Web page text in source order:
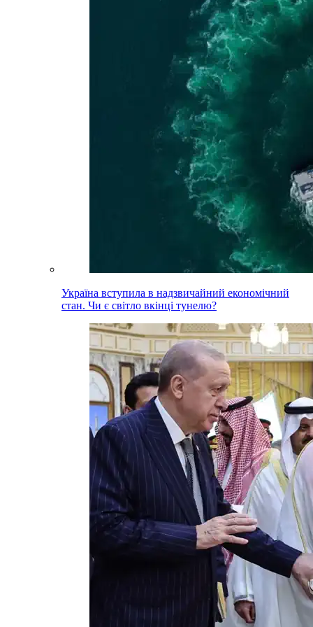
Україна вступила в надзвичайний економічний
стан. Чи є світло вкінці тунелю?